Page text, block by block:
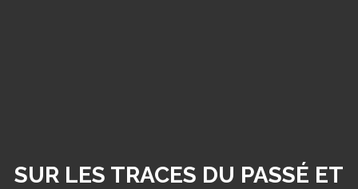
SUR LES TRACES DU PASSÉ ET